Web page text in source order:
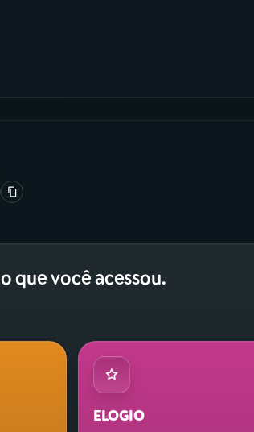
que você acessou.
ELOGIO